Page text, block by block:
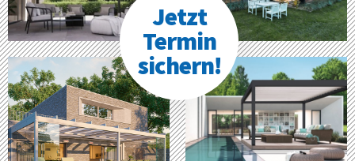
Jetzt
Termin
sichern!